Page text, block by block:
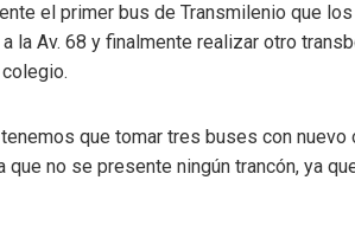
el primer bus de Transmilenio que
la Av. 68 y finalmente realizar otro
que tomar tres buses con
que no se presente ningún trancón, ya